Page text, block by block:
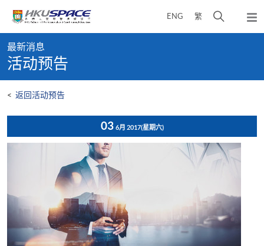
content
ENG 繁
开
弹
出
content
start
最新消息
活动预告
< 返回活动预告
03 6月 2017(星期六)